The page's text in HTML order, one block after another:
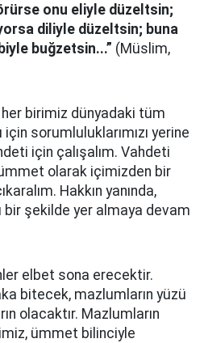
onu eliyle düzeltsin;
diliyle düzeltsin; buna
buğzetsin...” (Müslim,
her birimiz dünyadaki tüm
sorumluluklarımızı yerine
için çalışalım. Vahdeti
olarak içimizden bir
Hakkın yanında,
bir şekilde yer almaya devam
elbet sona erecektir.
bitecek, mazlumların yüzü
olacaktır. Mazlumların
ümmet bilinciyle